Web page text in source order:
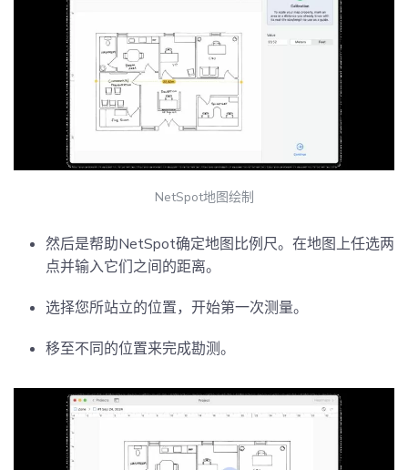
NetSpot地图绘制
然后是帮助NetSpot确定地图比例尺。在地图上任选两
点并输入它们之间的距离。
选择您所站立的位置，开始第一次测量。
移至不同的位置来完成勘测。